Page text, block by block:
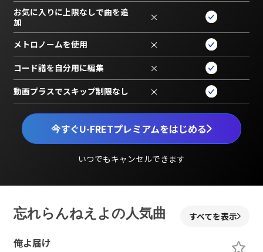
今すぐU-FRETプレミアムをはじめる
いつでもキャンセルできます
お気に入りに上限なしで曲を追
加
×
メトロノームを使用 ×
コード譜を自分用に編集 ×
動画プラスでスキップ制限なし ×
忘れらんねえよの人気曲 すべてを表示
俺よ届け